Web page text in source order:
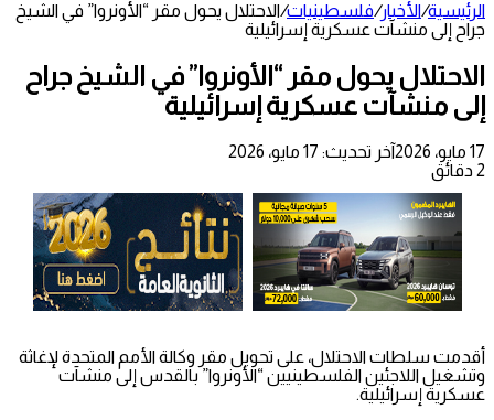
الرئيسية/الأخبار/فلسطينيات/الاحتلال يحول مقر “الأونروا” في الشيخ
جراح إلى منشآت عسكرية إسرائيلية
الاحتلال يحول مقر “الأونروا” في الشيخ جراح
إلى منشآت عسكرية إسرائيلية
17 مايو، 2026
آخر تحديث: 17 مايو، 2026
2 دقائق
أقدمت سلطات الاحتلال، على تحويل مقر وكالة الأمم المتحدة لإغاثة
وتشغيل اللاجئين الفلسطينيين “الأونروا” بالقدس إلى منشآت
عسكرية إسرائيلية.